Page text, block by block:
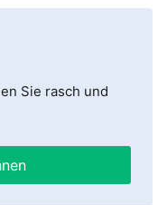
Sie rasch und